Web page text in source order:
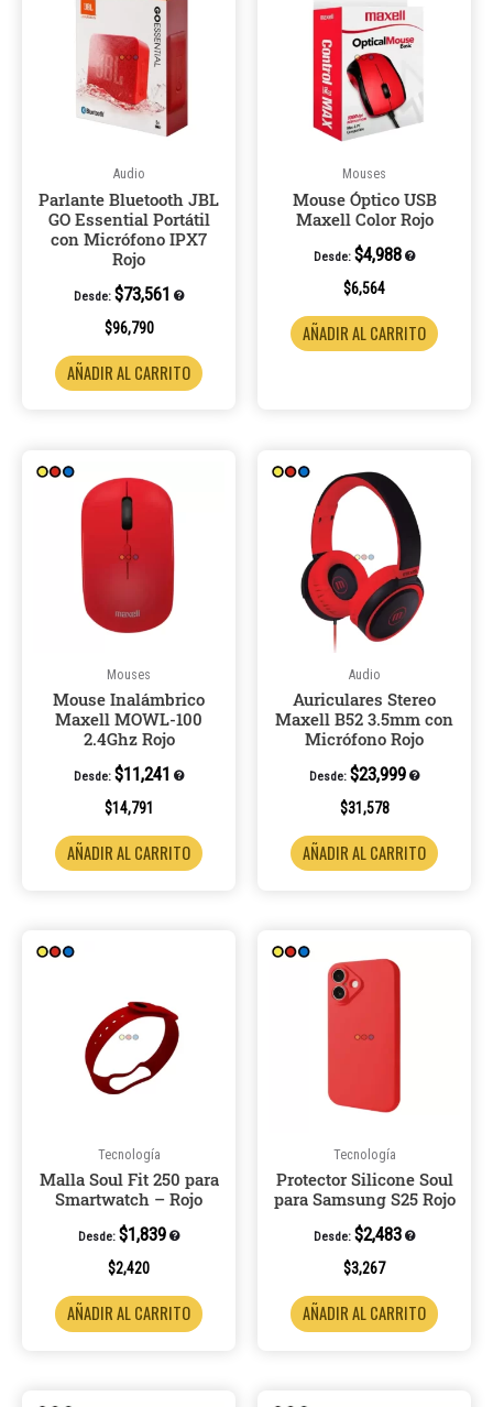
Audio
Parlante Bluetooth JBL
GO Essential Portátil
con Micrófono IPX7
Rojo
Desde: $73,561
$96,790
AÑADIR AL CARRITO
Mouses
Mouse Óptico USB
Maxell Color Rojo
Desde: $4,988
$6,564
AÑADIR AL CARRITO
Mouses
Mouse Inalámbrico
Maxell MOWL-100
2.4Ghz Rojo
Desde: $11,241
$14,791
AÑADIR AL CARRITO
Audio
Auriculares Stereo
Maxell B52 3.5mm con
Micrófono Rojo
Desde: $23,999
$31,578
AÑADIR AL CARRITO
Tecnología
Malla Soul Fit 250 para
Smartwatch – Rojo
Desde: $1,839
$2,420
AÑADIR AL CARRITO
Tecnología
Protector Silicone Soul
para Samsung S25 Rojo
Desde: $2,483
$3,267
AÑADIR AL CARRITO